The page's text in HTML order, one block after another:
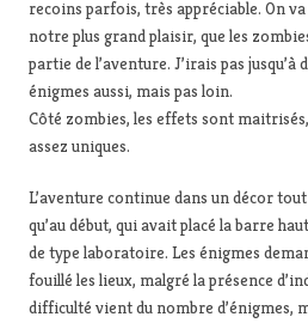
recoins parfois, très appréciable. On
notre plus grand plaisir, que les
partie de l’aventure. J’irais pas jusqu’à
énigmes aussi, mais pas loin.
Côté zombies, les effets sont
assez uniques.
L’aventure continue dans un décor
qu’au début, qui avait placé la barre
de type laboratoire. Les énigmes
fouillé les lieux, malgré la présence
difficulté vient du nombre d’énigmes,